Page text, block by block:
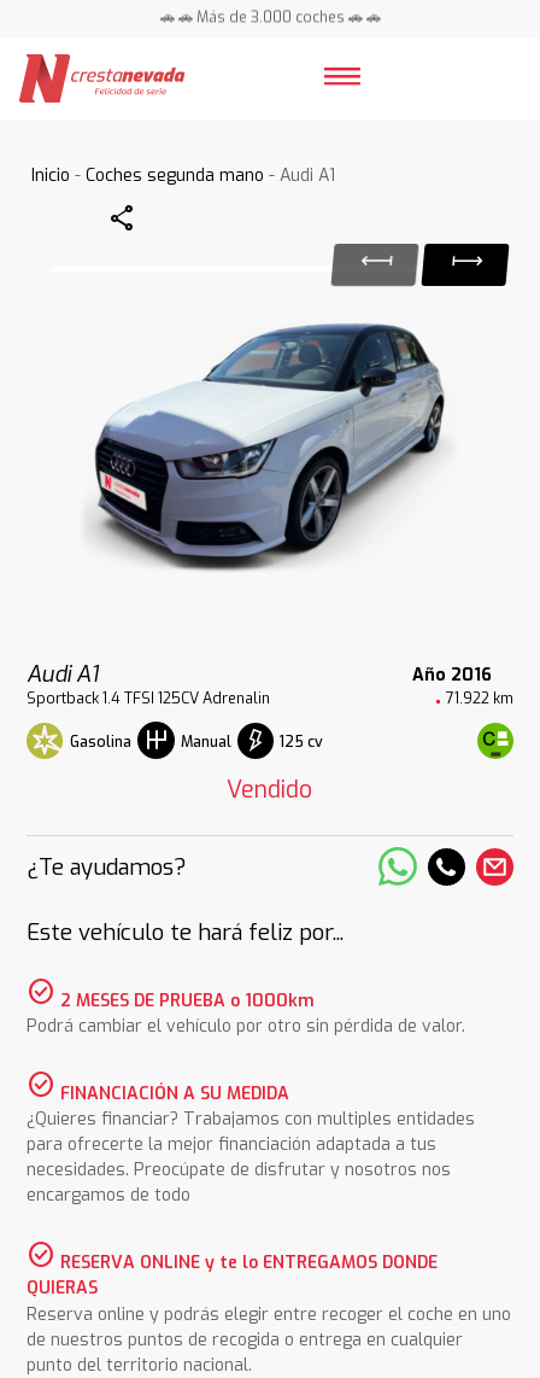
🚗 🚗 Más de 3.000 coches 🚗 🚗
Inicio -Coches segunda mano - Audi A1
Share
Audi A1 Año 2016
Sportback 1.4 TFSI 125CV Adrenalin 71.922 km
Gasolina Manual 125 cv
Vendido
¿Te ayudamos?
Este vehículo te hará feliz por...
check_circle 2 MESES DE PRUEBA o 1000km
Podrá cambiar el vehículo por otro sin pérdida de valor.
check_circle FINANCIACIÓN A SU MEDIDA
¿Quieres financiar? Trabajamos con multiples entidades
para ofrecerte la mejor financiación adaptada a tus
necesidades. Preocúpate de disfrutar y nosotros nos
encargamos de todo
check_circle RESERVA ONLINE y te lo ENTREGAMOS DONDE
QUIERAS
Reserva online y podrás elegir entre recoger el coche en uno
de nuestros puntos de recogida o entrega en cualquier
punto del territorio nacional.